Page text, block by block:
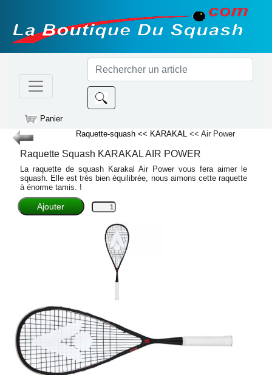
Panier
Raquette-squash << KARAKAL << Air Power
Raquette Squash KARAKALAIR POWER
La raquette de squash Karakal Air Power vous fera aimer le
squash. Elle est très bien équilibrée, nous aimons cette raquette
à énorme tamis. !